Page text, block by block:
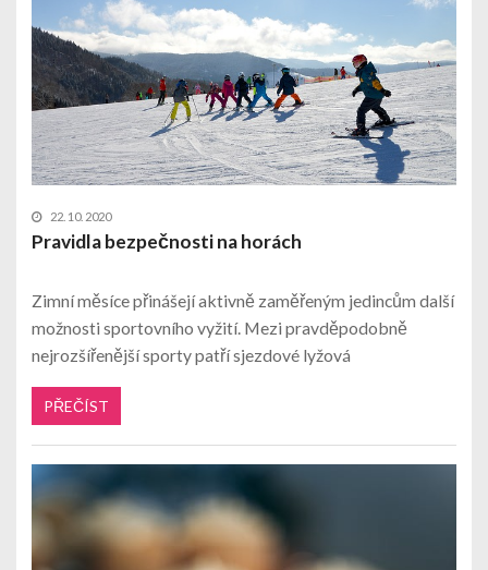
22. 10. 2020
Pravidla bezpečnosti na horách
Zimní měsíce přinášejí aktivně zaměřeným jedincům další
možnosti sportovního vyžití. Mezi pravděpodobně
nejrozšířenější sporty patří sjezdové lyžová
PŘEČÍST